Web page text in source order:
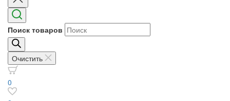
Поиск товаров
Очистить
0